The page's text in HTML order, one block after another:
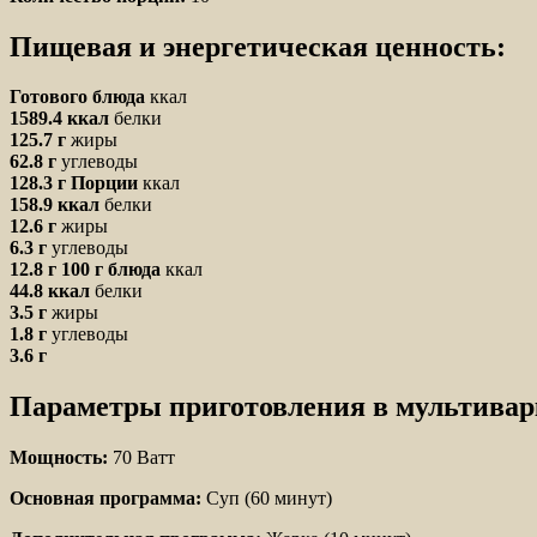
Пищевая и энергетическая ценность:
Готового блюда ккал
1589.4 ккал белки
125.7 г жиры
62.8 г углеводы
128.3 г Порции ккал
158.9 ккал белки
12.6 г жиры
6.3 г углеводы
12.8 г 100 г блюда ккал
44.8 ккал белки
3.5 г жиры
1.8 г углеводы
3.6 г
Параметры приготовления в
Мощность: 70 Ватт
Основная программа: Суп (60 минут)